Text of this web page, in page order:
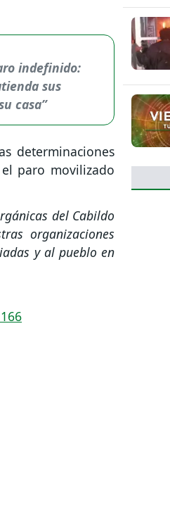
indefinido:
sus
casa”
determinaciones
paro movilizado
del Cabildo
organizaciones
y al pueblo en